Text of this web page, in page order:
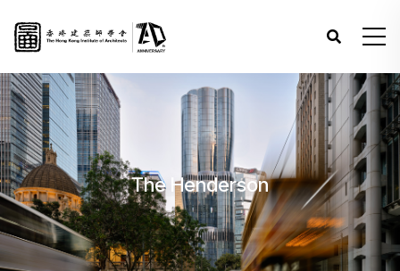
The Henderson